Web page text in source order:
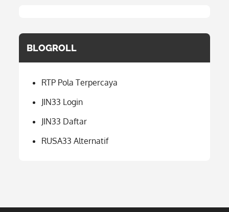
BLOGROLL
RTP Pola Terpercaya
JIN33 Login
JIN33 Daftar
RUSA33 Alternatif